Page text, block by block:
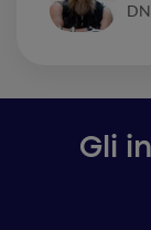
Gli